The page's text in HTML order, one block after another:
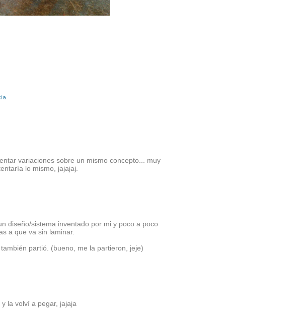
variaciones sobre un mismo concepto... muy
lo mismo, jajajaj.
diseño/sistema inventado por mi y poco a poco
a que va sin laminar.
partió. (bueno, me la partieron, jeje)
la volví a pegar, jajaja